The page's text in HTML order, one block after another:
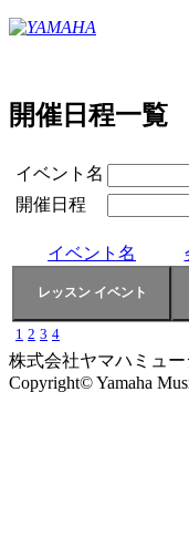
開催日程一覧
イベント名
開催日程
イベント名
1 2 3 4
株式会社ヤマハミュ
Copyright© Yamaha